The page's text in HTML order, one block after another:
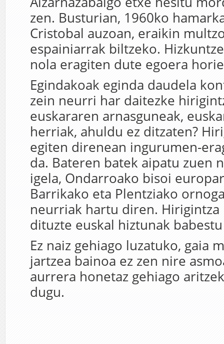
zen. Busturian, 1960ko
Cristobal auzoan, eraikin
espainiarrak biltzeko.
nola eragiten dute egoera
Egindakoak eginda daudela
zein neurri har daitezke
euskararen arnasguneak,
herriak, ahuldu ez ditzaten?
egiten direnean ingurumen-
da. Bateren batek aipatu zuen
igela, Ondarroako bisoi
Barrikako eta Plentziako
neurriak hartu diren. Hirigintza
dituzte euskal hiztunak
Ez naiz gehiago luzatuko, gaia
jartzea bainoa ez zen nire
aurrera honetaz gehiago
dugu.